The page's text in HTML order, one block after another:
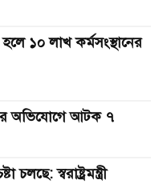
হলে ১০ লাখ কর্মসংস্থানের
অভিযোগে আটক ৭
স্বরাষ্ট্রমন্ত্রী